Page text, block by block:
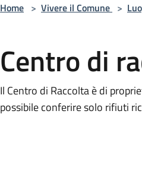
Home > Vivere il Comune >
Centro di
Il Centro di Raccolta è di
possibile conferire solo rifiuti